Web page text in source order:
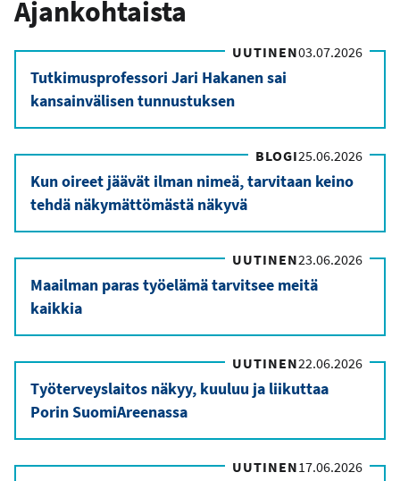
Ajankohtaista
UUTINEN03.07.2026
Tutkimusprofessori Jari Hakanen sai
kansainvälisen tunnustuksen
BLOGI25.06.2026
Kun oireet jäävät ilman nimeä, tarvitaan keino
tehdä näkymättömästä näkyvä
UUTINEN23.06.2026
Maailman paras työelämä tarvitsee meitä
kaikkia
UUTINEN22.06.2026
Työterveyslaitos näkyy, kuuluu ja liikuttaa
Porin SuomiAreenassa
UUTINEN17.06.2026